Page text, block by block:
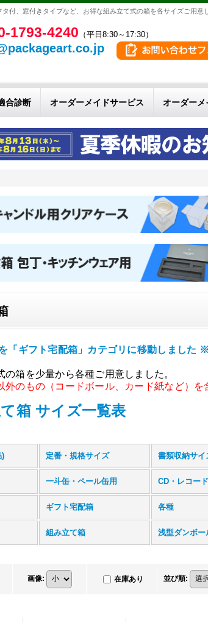
付、窓付きタイプなど、お得な組み立て式の箱を各サイズご用意
1793-4240 （平日8:30～17:30）
合診断 オーダーメイドサービス オーダーメ
ギフト宅配箱」カテゴリに移動しまし
の箱を少量から各種ご用意しました。
外のもの（コードボール、カード紙など）を
箱 サイズ一覧表
) 定番・規格サイズ 書類収納サイ
一斗缶・ペール缶用 CD・レコー
ギフト宅配箱 各種
組み立て箱 浅型ダンボー
画像: 在庫あり 並び順: